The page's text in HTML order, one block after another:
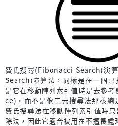
費氏搜尋(Fibonacci Search)演
Search)演算法，同樣是在一個已
是它在移動陣列索引值時是去參
ce)，而不是像二元搜尋法那樣總
費氏搜尋法在移動陣列索引值時
除法，因此它適合被用在不擅長處